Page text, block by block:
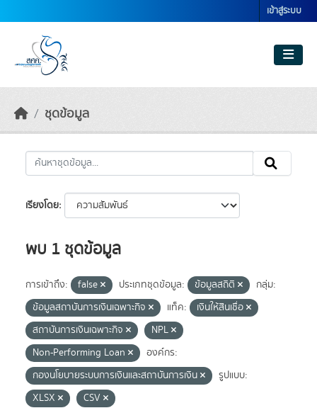
เข้าสู่ระบบ
ชุดข้อมูล
เรียงโดย
พบ 1 ชุดข้อมูล
การเข้าถึง: false ประเภทชุดข้อมูล: ข้อมูลสถิติ
กลุ่ม:
ข้อมูลสถาบันการเงินเฉพาะกิจ
แท็ค:
เงินให้สินเชื่อ
สถาบันการเงินเฉพาะกิจ
NPL
Non-Performing Loan
องค์กร:
กองนโยบายระบบการเงินและสถาบันการเงิน
รูปแบบ:
XLSX
CSV